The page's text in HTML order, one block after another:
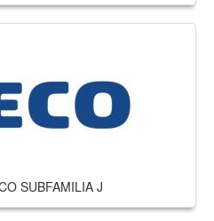
SUBFAMILIA J